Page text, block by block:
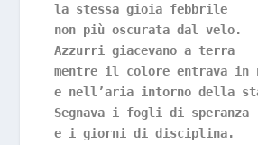
la stessa gioia febbrile
non più oscurata dal velo.
Azzurri giacevano a terra
mentre il colore entrava in
e nell’aria intorno della
Segnava i fogli di speranza
e i giorni di disciplina.